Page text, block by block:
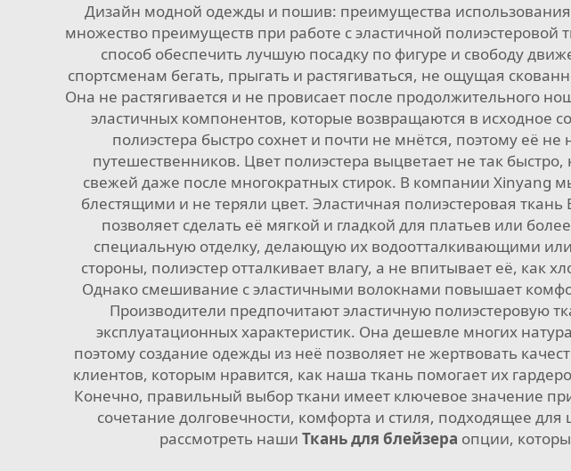
Дизайн модной одежды и пошив: преимущества использования
множество преимуществ при работе с эластичной
способ обеспечить лучшую посадку по фигуре и свободу
спортсменам бегать, прыгать и растягиваться, не ощущая
Она не растягивается и не провисает после продолжительного
эластичных компонентов, которые возвращаются в исходное
полиэстера быстро сохнет и почти не мнётся, поэтому её
путешественников. Цвет полиэстера выцветает не так
свежей даже после многократных стирок. В компании Xinyang
блестящими и не теряли цвет. Эластичная полиэстеровая
позволяет сделать её мягкой и гладкой для платьев или
специальную отделку, делающую их водоотталкивающими
стороны, полиэстер отталкивает влагу, а не впитывает её,
Однако смешивание с эластичными волокнами повышает
Производители предпочитают эластичную полиэстеровую
эксплуатационных характеристик. Она дешевле многих
поэтому создание одежды из неё позволяет не жертвовать
клиентов, которым нравится, как наша ткань помогает их
Конечно, правильный выбор ткани имеет ключевое значение
сочетание долговечности, комфорта и стиля, подходящее
рассмотреть наши Ткань для блейзера опции,